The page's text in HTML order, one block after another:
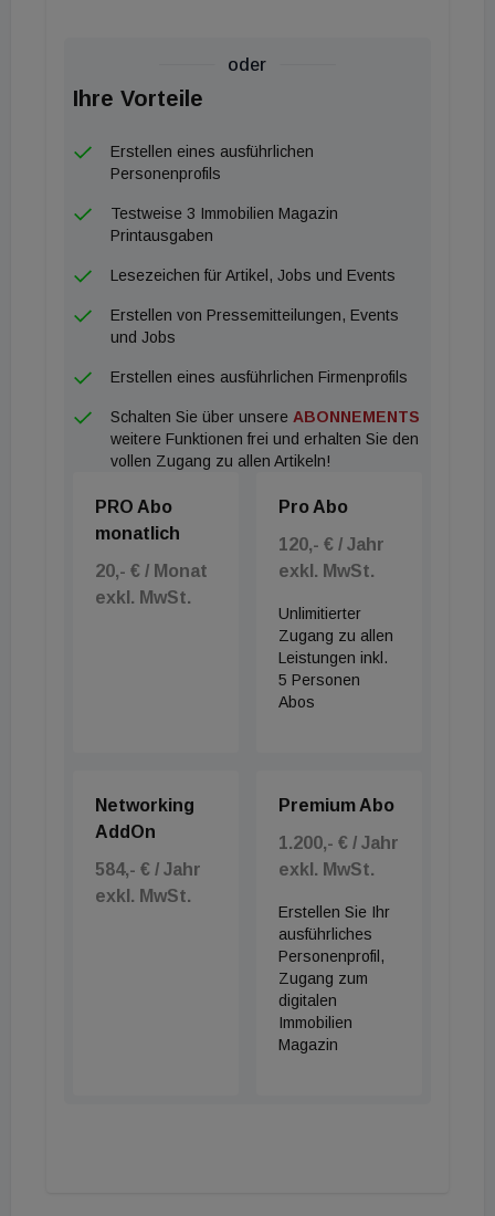
oder
Ihre Vorteile
Erstellen eines ausführlichen
Personenprofils
Testweise 3 Immobilien Magazin
Printausgaben
Lesezeichen für Artikel, Jobs und Events
Erstellen von Pressemitteilungen, Events
und Jobs
Erstellen eines ausführlichen Firmenprofils
Schalten Sie über unsere ABONNEMENTS
weitere Funktionen frei und erhalten Sie den
vollen Zugang zu allen Artikeln!
PRO Abo
monatlich
20,- € / Monat
exkl. MwSt.
Pro Abo
120,- € / Jahr
exkl. MwSt.
Unlimitierter
Zugang zu allen
Leistungen inkl.
5 Personen
Abos
Networking
AddOn
584,- € / Jahr
exkl. MwSt.
Premium Abo
1.200,- € / Jahr
exkl. MwSt.
Erstellen Sie Ihr
ausführliches
Personenprofil,
Zugang zum
digitalen
Immobilien
Magazin